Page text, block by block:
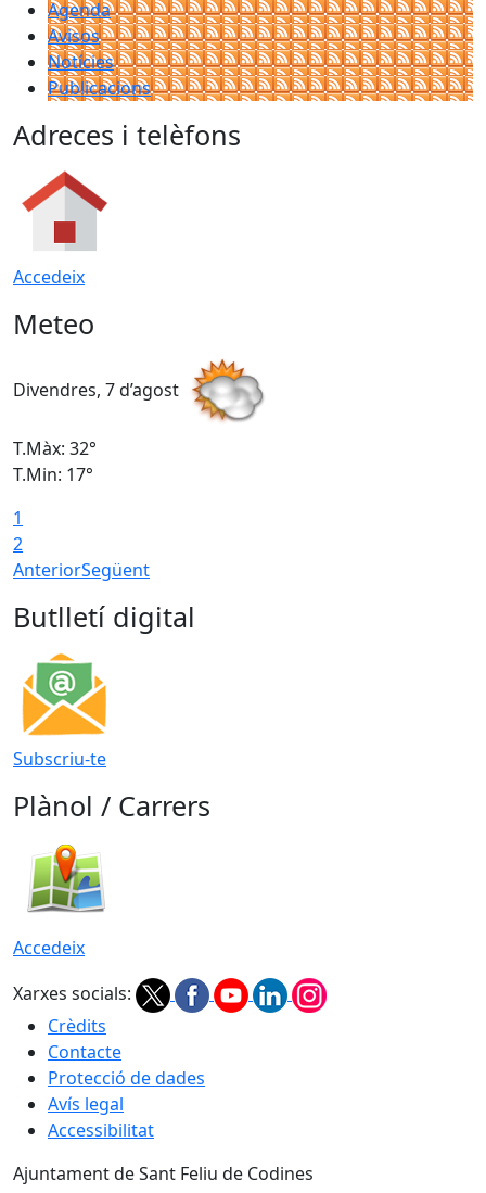
Agenda
Avisos
Notícies
Publicacions
Adreces i telèfons
Accedeix
Meteo
Divendres, 7 d’agost
T.Màx: 32°
T.Min: 17°
1
2
AnteriorSegüent
Butlletí digital
Subscriu-te
Plànol / Carrers
Accedeix
Xarxes socials:
Crèdits
Contacte
Protecció de dades
Avís legal
Accessibilitat
Ajuntament de Sant Feliu de Codines